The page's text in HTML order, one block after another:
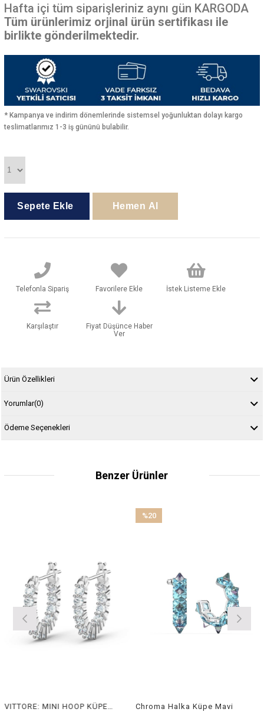
Hafta içi tüm siparişleriniz aynı gün KARGODA
Tüm ürünlerimiz orjinal ürün sertifikası ile
birlikte gönderilmektedir.
* Kampanya ve indirim dönemlerinde sistemsel yoğunluktan dolayı kargo
teslimatlarımız 1-3 iş gününü bulabilir.
Telefonla Sipariş Favorilere Ekle İstek Listeme Ekle
Karşılaştır
Fiyat Düşünce Haber
Ver
Ürün Özellikleri
Yorumlar(0)
Ödeme Seçenekleri
Benzer Ürünler
VITTORE: MINI HOOP KÜPE, BEYAZ, RODYUM KAPLAMA Chroma Halka Küpe Mavi
%20